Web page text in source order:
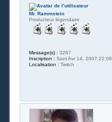
Mr. Rammstein
Producteur légendaire
Message(s) : 3267
Inscription : Sam Avr 14, 2007 22:06
Localisation : Twitch